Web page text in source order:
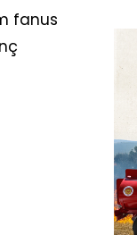
fanus